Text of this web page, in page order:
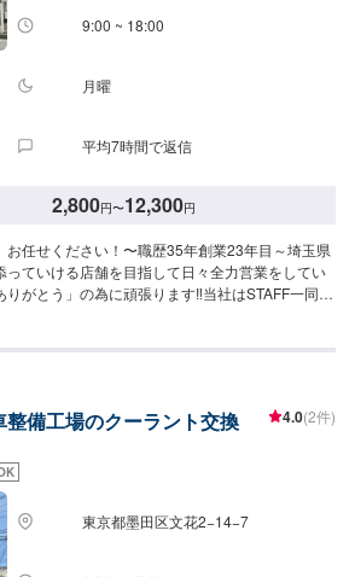
9:00 ~ 18:00
月曜
平均7時間で返信
2,800円〜12,300円
お任せください！〜職歴35年創業23年目～埼玉県
っていける店舗を目指して日々全力営業をしてい
がとう」の為に頑張ります‼当社はSTAFF一同、
・パーツの詳細をオファー送信時にお送りくださ
し出しを無料で行っております。有償でのレンタ
<定休日・営業時間>定休日：月曜日営業時間：
備工場のクーラント交換 4.0(2件)
東京都墨田区文花2−14−7